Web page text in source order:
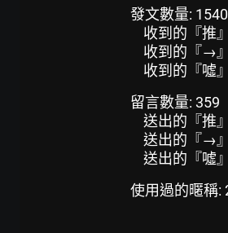
發文數量: 1540
收到的『推
收到的『→
收到的『噓
留言數量: 359
送出的『推
送出的『→
送出的『噓
使用過的暱稱: